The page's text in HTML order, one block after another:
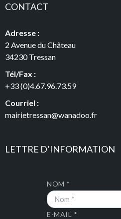
CONTACT
Adresse :
2 Avenue du Château
34230 Tressan
Tél/Fax :
+33 (0)4.67.96.73.59
Courriel :
mairietressan@wanadoo.fr
LETTRE D’INFORMATION
NOM *
E-MAIL *